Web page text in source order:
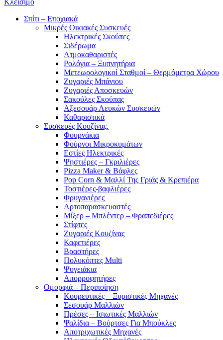
Σπίτι – Εποχιακά
Μικρές Οικιακές Συσκευές
Ηλεκτρικές Σκούπες
Σιδέρωμα
Ατμοκαθαριστές
Ρολόγια – Ξυπνητήρια
Μετεωρολογικοί Σταθμοί – Θερμόμετρα Χώρου
Ζυγαριές Μπάνιου
Ζυγαριές Αποσκευών
Σακούλες Σκούπας
Αξεσουάρ Λευκών Συσκευών
Καθαριστικά
Συσκευές Κουζίνας.
Φουρνάκια
Φούρνοι Μικροκυμάτων
Εστίες Ηλεκτρικές
Ψηστιέρες – Γκριλιέρες
Pizza Maker & Βάφλες
Pop Corn & Μαλλί Της Γριάς & Κρεπιέρα
Τοστιέρες-βαφλιέρες
Φρυγανιέρες
Αρτοπαρασκευαστές
Μίξερ – Μπλέντερ – Φραπεδιέρες
Στίφτες
Ζυγαριές Κουζίνας
Καφετιέρες
Βραστήρες
Πολυκόπτες Multi
Ψυγειάκια
Απορροφητήρες
Ομορφιά – Περιποίηση
Κουρευτικές – Ξυριστικές Μηχανές
Σεσουάρ Μαλλιών
Πρέσες – Ισιωτικές Μαλλιών
Ψαλίδια – Βούρτσες Για Μπούκλες
Αποτριχωτικές Μηχανές